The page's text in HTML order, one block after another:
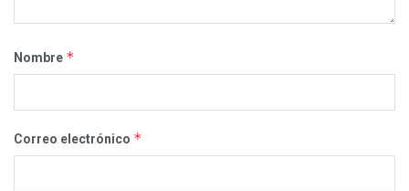
Nombre *
Correo electrónico *